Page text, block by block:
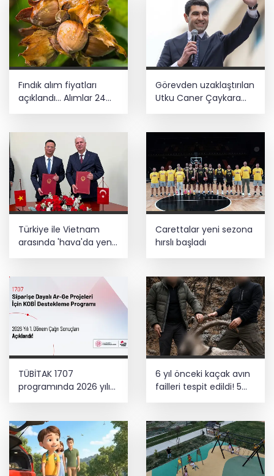
Fındık alım fiyatları
açıklandı... Alımlar 24
Görevden uzaklaştırılan
Utku Caner Çaykara
Türkiye ile Vietnam
arasında 'hava'da yeni
Carettalar yeni sezona
hırslı başladı
TÜBİTAK 1707
programında 2026 yılı
ilk dönem sonuçları
6 yıl önceki kaçak avın
failleri tespit edildi! 5
yaban keçisi için ceza